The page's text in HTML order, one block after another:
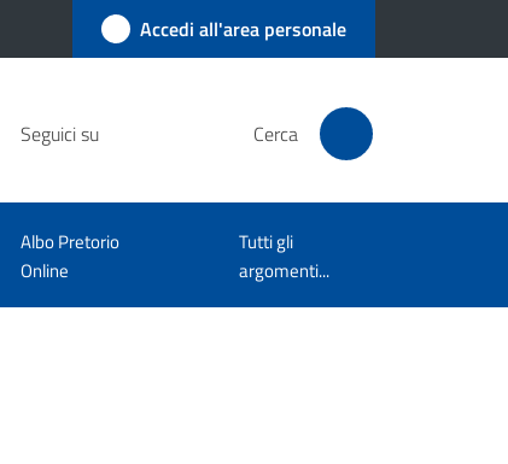
Accedi all'area personale
Seguici su Cerca
Albo Pretorio
Online
Tutti gli
argomenti...